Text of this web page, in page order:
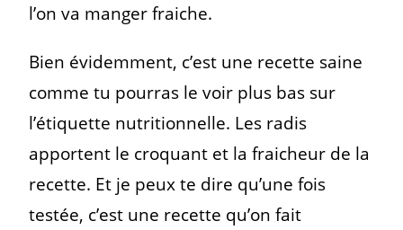
l’on va manger fraiche.
Bien évidemment, c’est une recette saine
comme tu pourras le voir plus bas sur
l’étiquette nutritionnelle. Les radis
apportent le croquant et la fraicheur de la
recette. Et je peux te dire qu’une fois
testée, c’est une recette qu’on fait